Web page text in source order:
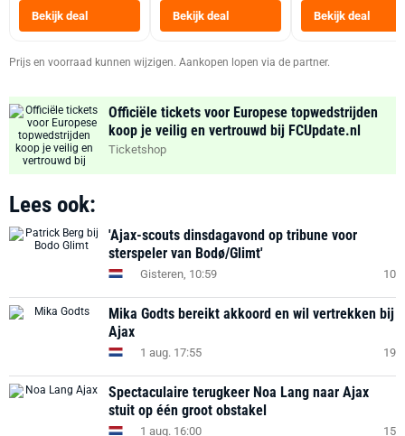
Bekijk deal Bekijk deal
Heteluchtfriteuse
Zwart
Bekijk deal
Prijs en voorraad kunnen wijzigen. Aankopen lopen via de partner.
Officiële tickets voor Europese topwedstrijden
koop je veilig en vertrouwd bij FCUpdate.nl
Ticketshop
Lees ook:
'Ajax-scouts dinsdagavond op tribune voor
sterspeler van Bodø/Glimt'
Gisteren, 10:59 10
Mika Godts bereikt akkoord en wil vertrekken bij
Ajax
1 aug. 17:55 19
Spectaculaire terugkeer Noa Lang naar Ajax
stuit op één groot obstakel
1 aug. 16:00 15